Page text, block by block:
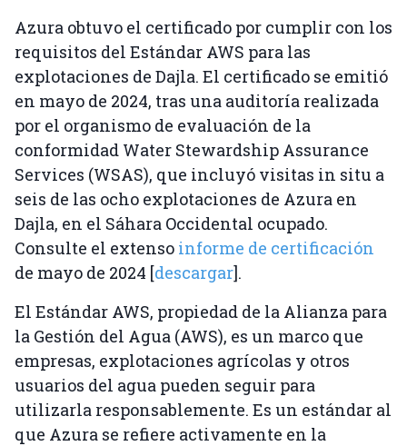
Azura obtuvo el certificado por cumplir con los
requisitos del Estándar AWS para las
explotaciones de Dajla. El certificado se emitió
en mayo de 2024, tras una auditoría realizada
por el organismo de evaluación de la
conformidad Water Stewardship Assurance
Services (WSAS), que incluyó visitas in situ a
seis de las ocho explotaciones de Azura en
Dajla, en el Sáhara Occidental ocupado.
Consulte el extenso informe de certificación
de mayo de 2024 [descargar].
El Estándar AWS, propiedad de la Alianza para
la Gestión del Agua (AWS), es un marco que
empresas, explotaciones agrícolas y otros
usuarios del agua pueden seguir para
utilizarla responsablemente. Es un estándar al
que Azura se refiere activamente en la